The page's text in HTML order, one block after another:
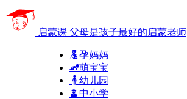
启蒙课 父母是孩子最好的启蒙老师
孕妈妈
萌宝宝
幼儿园
中小学